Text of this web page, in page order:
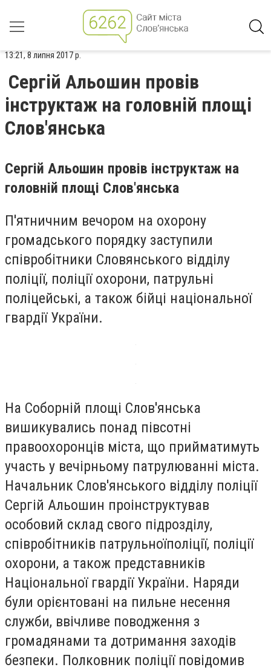
13:21, 8 липня 2017 р.
Сергій Альошин провів
інструктаж на головній площі
Слов'янська
Сергій Альошин провів інструктаж на
головній площі Слов'янська
П'ятничним вечором на охорону
громадського порядку заступили
співробітники Словянського відділу
поліції, поліції охорони, патрульні
поліцейські, а також бійці національної
гвардії України.
На Соборній площі Слов'янська
вишикувались понад півсотні
правоохоронців міста, що прийматимуть
участь у вечірньому патрулюванні міста.
Начальник Слов'янського відділу поліції
Сергій Альошин проінструктував
особовий склад свого підрозділу,
співробітників патрульноїполіції, поліції
охорони, а також представників
Національної гвардії України. Наряди
були орієнтовані на пильне несення
служби, ввічливе поводження з
громадянами та дотримання заходів
безпеки. Полковник поліції повідомив